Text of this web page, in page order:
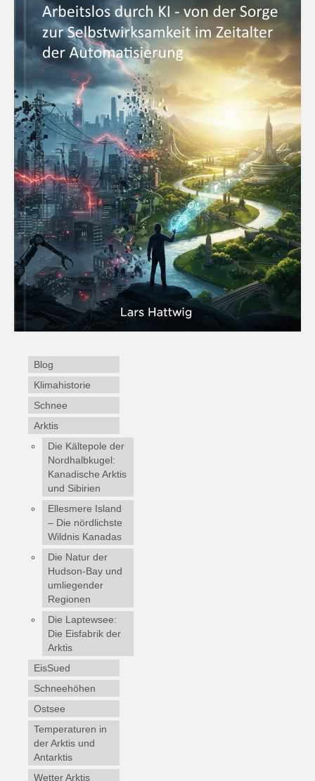
Blog
Klimahistorie
Schnee
Arktis
Die Kältepole der
Nordhalbkugel:
Kanadische Arktis
und Sibirien
Ellesmere Island
– Die nördlichste
Wildnis Kanadas
Die Natur der
Hudson-Bay und
umliegender
Regionen
Die Laptewsee:
Die Eisfabrik der
Arktis
EisSued
Schneehöhen
Ostsee
Temperaturen in
der Arktis und
Antarktis
Wetter Arktis